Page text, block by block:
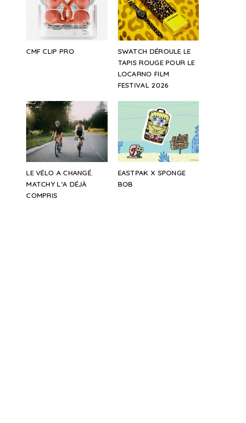
CMF CLIP PRO
SWATCH DÉROULE LE
TAPIS ROUGE POUR LE
LOCARNO FILM
FESTIVAL 2026
LE VÉLO A CHANGÉ.
MATCHY L’A DÉJÀ
COMPRIS
EASTPAK X SPONGE
BOB